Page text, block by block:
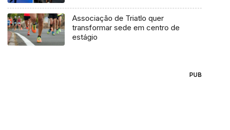
Associação de Triatlo quer
transformar sede em centro de
estágio
PUB